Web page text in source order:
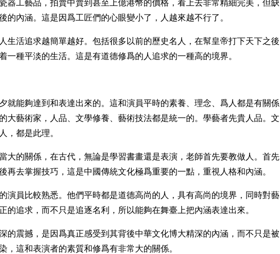
器工藝品，拍賣中賣到甚至上億港幣的價格，看上去非常精細完美，但缺
的內涵。這是因爲工匠們的心眼變小了，人越來越不行了。
生活追求越簡單越好。包括很多以前的歷史名人，在幫皇帝打下天下之後
一種平淡的生活。這是有道德修爲的人追求的一種高的境界。
就能夠達到和表達出來的。這和演員平時的素養、理念、爲人都是有關係
大藝術家，人品、文學修養、藝術技法都是統一的。學藝者先貴人品。文
，都是此理。
大的關係，在古代，無論是學習書畫還是表演，老師首先要教做人。首先
再去掌握技巧，這是中國傳統文化極爲重要的一點，重視人格和內涵。
演員比較熟悉。他們平時都是道德高尚的人，具有高尚的境界，同時對藝
的追求，而不只是追逐名利，所以能夠在舞臺上把內涵表達出來。
的震撼，是因爲真正感受到其背後中華文化博大精深的內涵，而不只是被
，這和表演者的素質和修爲有非常大的關係。